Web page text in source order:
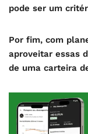
pode ser um
Por fim, com
aproveitar essas
de uma carteira